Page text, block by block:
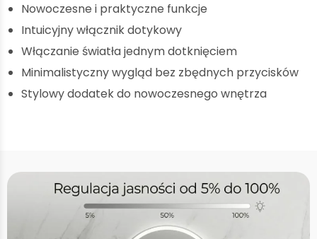
Nowoczesne i praktyczne funkcje
Intuicyjny włącznik dotykowy
Włączanie światła jednym dotknięciem
Minimalistyczny wygląd bez zbędnych przycisków
Stylowy dodatek do nowoczesnego wnętrza